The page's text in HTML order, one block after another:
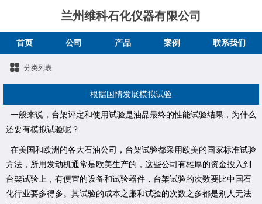
兰州维科石化仪器有限公司
首页 公司 产品 案例 联系我们
分类列表
根据国情发展模拟试验
一般来说，台架评定和使用试验是油品最终的性能试验结果，为什么
还要有模拟试验呢？
在美国和欧洲的各大石油公司，台架试验都采用欧美的国家标准试验
方法，所用发动机通常是欧美生产的，这些公司有雄厚的资金投入到
台架试验上，有便宜的设备和试验器件，台架试验的次数要比中国石
化行业要多得多。其试验的成本之廉和试验的次数之多都是别人无法